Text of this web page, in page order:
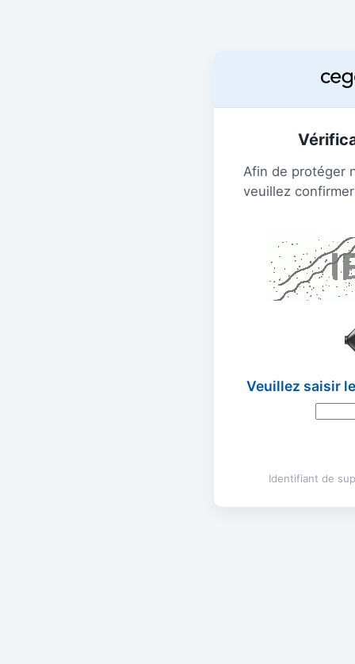
Afin de protéger
veuillez
Veuillez saisir
Identifiant de